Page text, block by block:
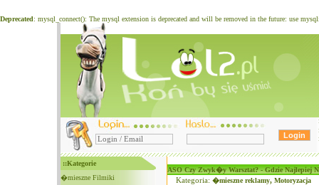
Deprecated: mysql_connect(): The mysql extension is deprecated and will be removed in the future: use
::Kategorie
�mieszne Filmiki
ASO Czy Zwyk�y Warsztat? - Gdzie Najlepiej
Kategoria: �mieszne reklamy, Motoryzacja